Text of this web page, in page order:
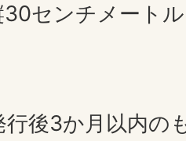
センチメート
行後3か月以内の